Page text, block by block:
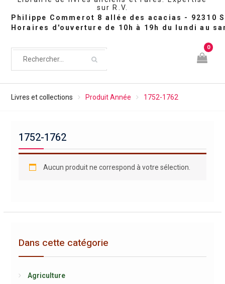
sur R.V.
0
Livres et collections Produit Année 1752-1762
1752-1762
Aucun produit ne correspond à votre sélection.
Dans cette catégorie
Agriculture